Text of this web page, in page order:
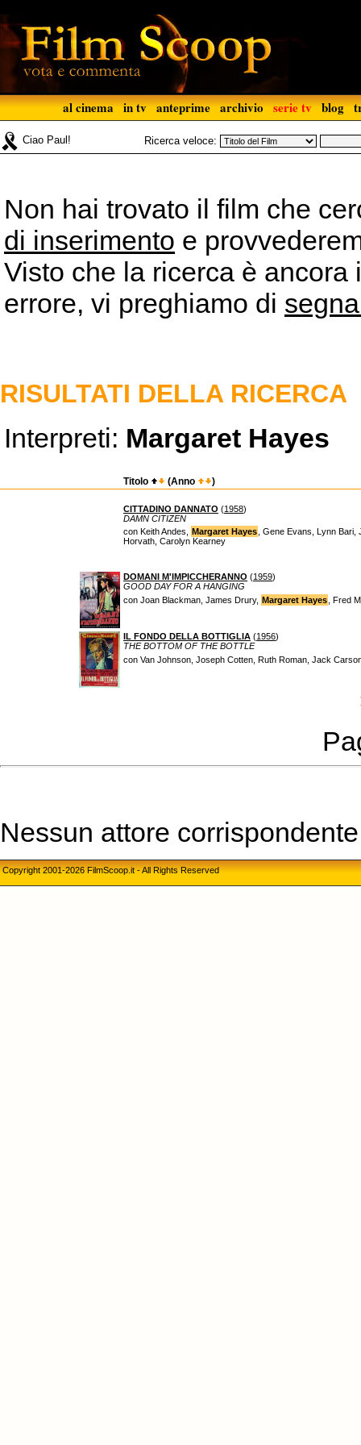
al cinema in tv anteprime archivio serie tv blog
Ciao Paul! Ricerca veloce:
Non hai trovato il film che
di inserimento e
Visto che la ricerca è
errore, vi preghiamo di
RISULTATI DELLA RICERCA
Interpreti: Margaret Hayes
Titolo (Anno )
CITTADINO DANNATO (1958)
DAMN CITIZEN
con Keith Andes, Margaret Hayes , Gene Evans, Lynn
Horvath, Carolyn Kearney
DOMANI M'IMPICCHERANNO (1959)
GOOD DAY FOR A HANGING
con Joan Blackman, James Drury, Margaret Hayes , Fred
IL FONDO DELLA BOTTIGLIA (1956)
THE BOTTOM OF THE BOTTLE
con Van Johnson, Joseph Cotten, Ruth Roman, Jack
Nessun attore
Copyright 2001-2026 FilmScoop.it - All Rights Reserved